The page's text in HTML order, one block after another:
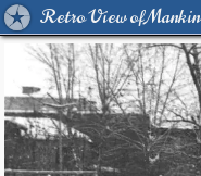
Retro View of